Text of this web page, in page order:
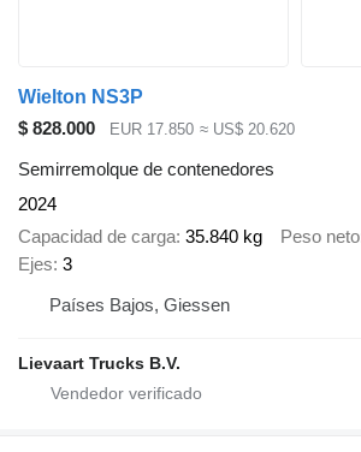
Wielton NS3P
$ 828.000
EUR 17.850 ≈ US$ 20.620
Semirremolque de contenedores
2024
Capacidad de carga 35.840 kg Peso neto
Ejes 3
Países Bajos, Giessen
Lievaart Trucks B.V.